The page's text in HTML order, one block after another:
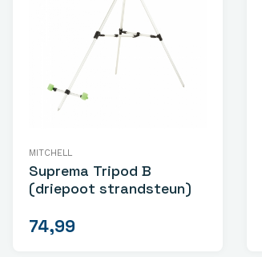
MITCHELL
Suprema Tripod B
(driepoot strandsteun)
74,99